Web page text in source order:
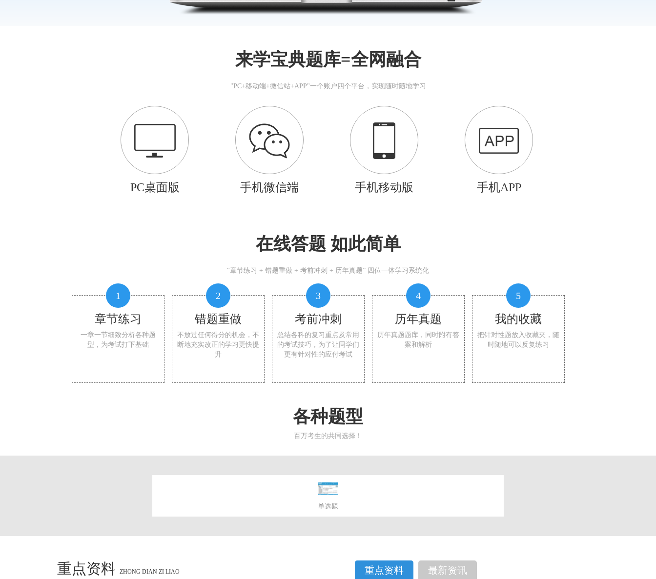
来学宝典题库=全网融合
"PC+移动端+微信站+APP"一个账户四个平台，实现随时随地学习
PC桌面版 手机微信端 手机移动版 手机APP
在线答题 如此简单
“章节练习 + 错题重做 + 考前冲刺 + 历年真题” 四位一体学习系统化
1
章节练习
一章一节细致分析各种题
型，为考试打下基础
2
错题重做
不放过任何得分的机会，不
断地充实改正的学习更快提
升
3
考前冲刺
总结各科的复习重点及常用
的考试技巧，为了让同学们
更有针对性的应付考试
4
历年真题
历年真题题库，同时附有答
案和解析
5
我的收藏
把针对性题放入收藏夹，随
时随地可以反复练习
各种题型
百万考生的共同选择！
单选题
选择题
重点资料 ZHONG DIAN ZI LIAO 重点资料 最新资讯